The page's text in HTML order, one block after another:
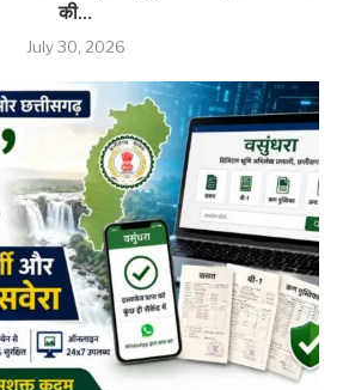
की...
July 30, 2026